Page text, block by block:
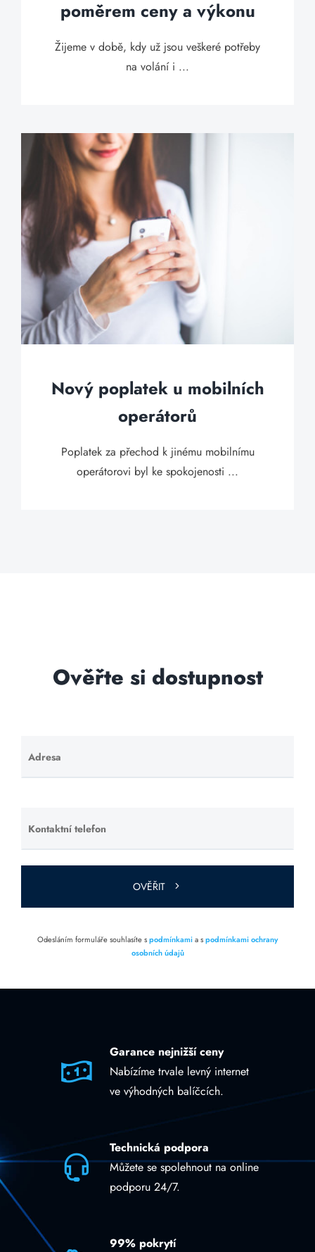
poměrem ceny a výkonu
Žijeme v době, kdy už jsou veškeré potřeby
na volání i ...
Nový poplatek u mobilních
operátorů
Poplatek za přechod k jinému mobilnímu
operátorovi byl ke spokojenosti ...
Ověřte si dostupnost
Adresa
Ponechte
toto pole
Kontaktní telefon
Ponechte
toto pole
prázdné.
OVĚŘIT
Odesláním formuláře souhlasíte spodmínkamia spodmínkami ochrany
osobních údajů
Garance nejnižší ceny
Nabízíme trvale levný internet
ve výhodných balíčcích.
Technická podpora
Můžete se spolehnout na online
podporu 24/7.
99% pokrytí